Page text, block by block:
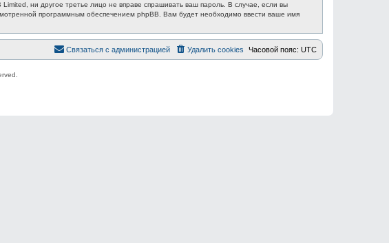
ни другое третье лицо не вправе спрашивать ваш пароль. В случае, если вы
программным обеспечением phpBB. Вам будет необходимо ввести ваше имя
Часовой пояс: UTC
Удалить cookies
Связаться с администрацией